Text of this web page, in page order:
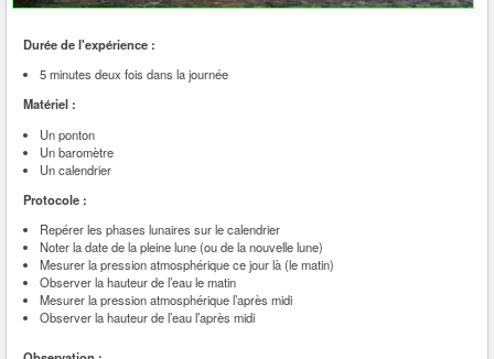
Durée de l'expérience :
5 minutes deux fois dans la journée
Matériel :
Un ponton
Un baromètre
Un calendrier
Protocole :
Repérer les phases lunaires sur le calendrier
Noter la date de la pleine lune (ou de la nouvelle lune)
Mesurer la pression atmosphérique ce jour là (le matin)
Observer la hauteur de l’eau le matin
Mesurer la pression atmosphérique l’après midi
Observer la hauteur de l’eau l’après midi